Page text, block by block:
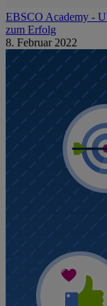
EBSCO Academy -
zum Erfolg
8. Februar 2022